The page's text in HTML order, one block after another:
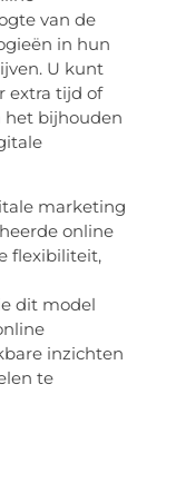
van de
in hun
U kunt
extra tijd of
het bijhouden
marketing
online
flexibiliteit,
dit model
inzichten
te